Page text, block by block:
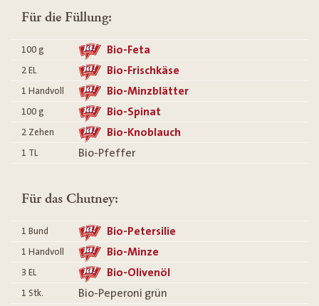
Für die Füllung:
100 g Bio-Feta
2 EL Bio-Frischkäse
1 Handvoll Bio-Minzblätter
100 g Bio-Spinat
2 Zehen Bio-Knoblauch
1 TL Bio-Pfeffer
Für das Chutney:
1 Bund Bio-Petersilie
1 Handvoll Bio-Minze
3 EL Bio-Olivenöl
1 Stk. Bio-Peperoni grün